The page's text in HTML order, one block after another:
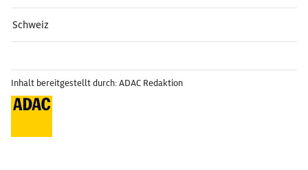
Schweiz
Inhalt bereitgestellt durch: ADAC Redaktion